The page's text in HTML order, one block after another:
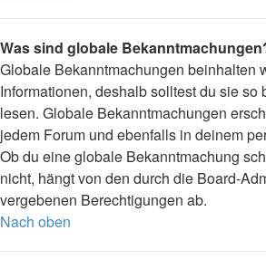
Was sind globale
Globale Bekanntmachungen beinhalten
Informationen, deshalb solltest du sie so
lesen. Globale Bekanntmachungen
jedem Forum und ebenfalls in deinem
Ob du eine globale Bekanntmachung
nicht, hängt von den durch die Board-
vergebenen Berechtigungen ab.
Nach oben